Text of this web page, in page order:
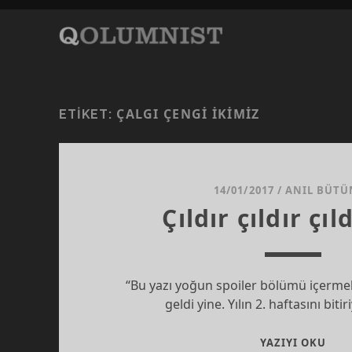
ETIKET: ÇALGI ÇENGI İKIMIZ
14/01/2017 / ANIL
Çıldır çıldır
“Bu yazı yoğun spoiler bölümü
geldi yine. Yılın 2. haftasını
YAZIYI OKU